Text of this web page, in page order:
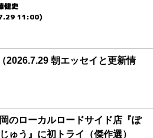
健史
11:00)
2026.7.29 朝エッセイと更新情
のローカルロードサイド店『ぽ
ゅう』に初トライ（傑作選）